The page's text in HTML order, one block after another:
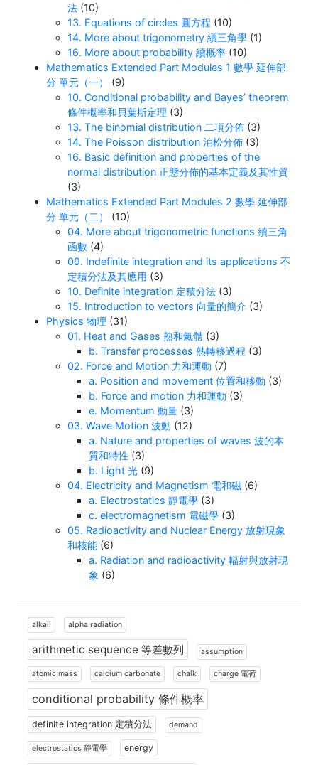
法 (10)
13. Equations of circles 圓方程 (10)
14. More about trigonometry 續三角學 (1)
16. More about probability 續概率 (10)
Mathematics Extended Part Modules 1 數學 延伸部
分 單元（一）
(9)
10. Conditional probability and Bayes’ theorem
條件概率和貝葉斯定理 (3)
13. The binomial distribution 二項分佈 (3)
14. The Poisson distribution 泊松分佈 (3)
16. Basic definition and properties of the
normal distribution 正態分佈的基本定義及其性質
(3)
Mathematics Extended Part Modules 2 數學 延伸部
分 單元（二）
(10)
04. More about trigonometric functions 續三角
函數 (4)
09. Indefinite integration and its applications 不
定積分法及其應用 (3)
10. Definite integration 定積分法 (3)
15. Introduction to vectors 向量的簡介 (3)
Physics 物理 (31)
01. Heat and Gases 熱和氣體 (3)
b. Transfer processes 熱轉移過程 (3)
02. Force and Motion 力和運動 (7)
a. Position and movement 位置和移動 (3)
b. Force and motion 力和運動 (3)
e. Momentum 動量 (3)
03. Wave Motion 波動 (12)
a. Nature and properties of waves 波的本
質和特性 (3)
b. Light 光 (9)
04. Electricity and Magnetism 電和磁 (6)
a. Electrostatics 靜電學 (3)
c. electromagnetism 電磁學 (3)
05. Radioactivity and Nuclear Energy 放射現象
和核能 (6)
a. Radiation and radioactivity 輻射與放射現
象 (6)
alkali alpha radiation
arithmetic sequence 等差數列 assumption
atomic mass calcium carbonate chalk charge 電荷
conditional probability 條件概率
definite integration 定積分法 demand
electrostatics 靜電學 energy